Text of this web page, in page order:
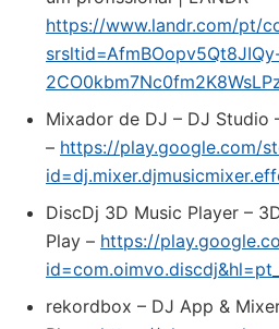
https://www.landr.com/pt/
Mixador de DJ – DJ Studio
– https://play.google.com/
DiscDj 3D Music Player –
Play – https://
rekordbox – DJ App &